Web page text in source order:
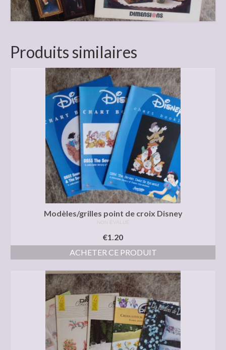
Produits similaires
Modèles/grilles point de croix Disney
NON ÉVALUÉ
€1.20
ACHETER CE PRODUIT
produit
a
plusieurs
variations.
Les
options
peuvent
être